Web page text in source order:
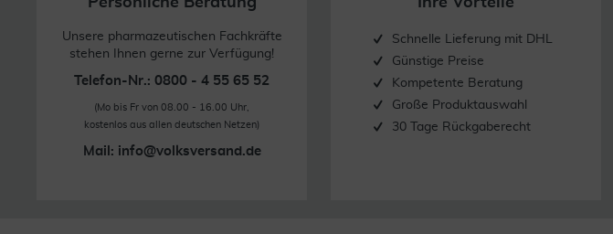
Unsere pharmazeutischen Fachkräfte
stehen Ihnen gerne zur Verfügung!
Telefon-Nr.: 0800 - 4 55 65 52
(Mo bis Fr von 08.00 - 16.00 Uhr,
kostenlos aus allen deutschen Netzen)
Mail: info@volksversand.de
Schnelle Lieferung mit DHL
Günstige Preise
Kompetente Beratung
Große Produktauswahl
30 Tage Rückgaberecht